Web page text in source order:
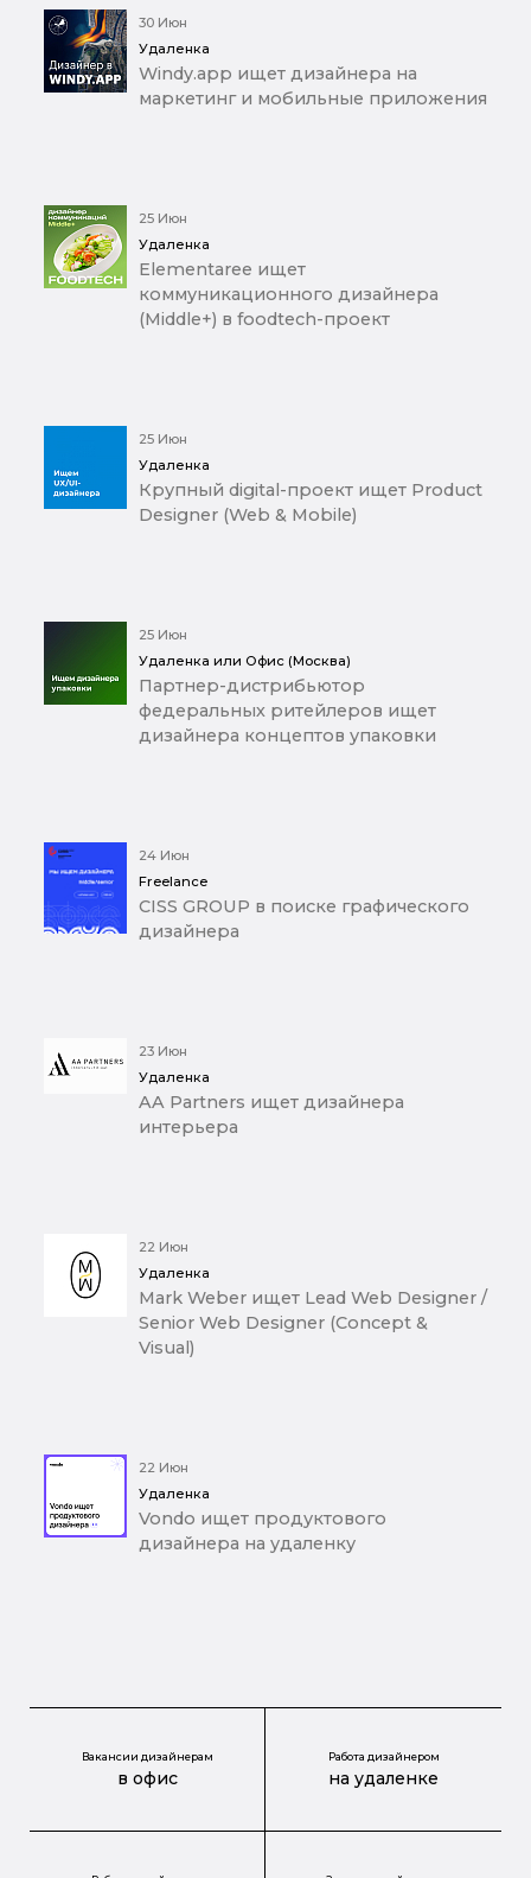
30 Июн
Удаленка
Windy.app ищет дизайнера на
маркетинг и мобильные приложения
25 Июн
Удаленка
Elementaree ищет
коммуникационного дизайнера
(Middle+) в foodtech-проект
25 Июн
Удаленка
Крупный digital-проект ищет Product
Designer (Web & Mobile)
25 Июн
Удаленка или Офис (Москва)
Партнер-дистрибьютор
федеральных ритейлеров ищет
дизайнера концептов упаковки
24 Июн
Freelance
CISS GROUP в поиске графического
дизайнера
23 Июн
Удаленка
AA Partners ищет дизайнера
интерьера
22 Июн
Удаленка
Mark Weber ищет Lead Web Designer /
Senior Web Designer (Concept &
Visual)
22 Июн
Удаленка
Vondo ищет продуктового
дизайнера на удаленку
Вакансии дизайнерам
в офис
Работа дизайнером
на удаленке